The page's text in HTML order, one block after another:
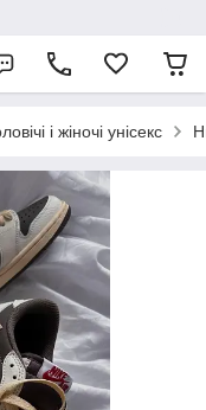
і жіночі унісекс